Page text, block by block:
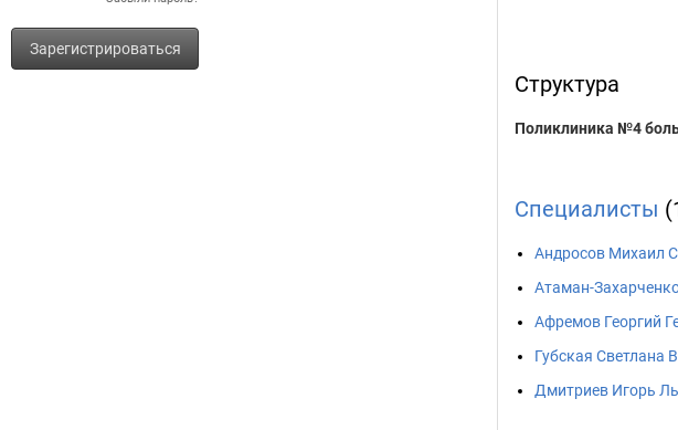
Зарегистрироваться
Структура
Поликлиника №4
Специалисты
Андросов Михаил
Атаман-
Афремов Георгий
Губская Светлана
Дмитриев Игорь